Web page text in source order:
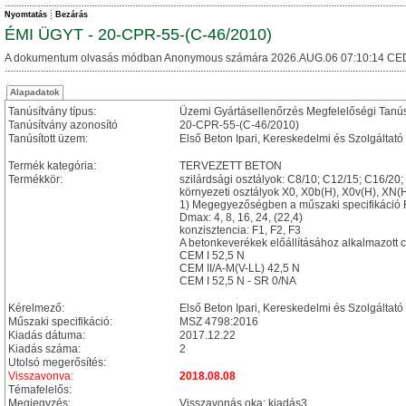
Nyomtatás Bezárás
ÉMI ÜGYT - 20-CPR-55-(C-46/2010)
A dokumentum olvasás módban Anonymous számára 2026.AUG.06 07:10:14
Alapadatok
Tanúsítvány típus:
Üzemi Gyártásellenőrzés Megfelelőségi
Tanúsítvány azonosító
20-CPR-55-(C-46/2010)
Tanúsított üzem:
Első Beton Ipari, Kereskedelmi és Szolgáltató
Termék kategória:
TERVEZETT BETON
Termékkör:
szilárdsági osztályok: C8/10; C12/15; C16/
környezeti osztályok X0, X0b(H), X0v(H),
1) Megegyezőségben a műszaki specifikáció
Dmax: 4, 8, 16, 24, (22,4)
konzisztencia: F1, F2, F3
A betonkeverékek előállításához alkalmazott
CEM I 52,5 N
CEM II/A-M(V-LL) 42,5 N
CEM I 52,5 N - SR 0/NA
Kérelmező:
Első Beton Ipari, Kereskedelmi és Szolgáltató
Műszaki specifikáció:
MSZ 4798:2016
Kiadás dátuma:
2017.12.22
Kiadás száma:
2
Utolsó megerősítés:
Visszavonva:
2018.08.08
Témafelelős:
Megjegyzés:
Visszavonás oka: kiadás3